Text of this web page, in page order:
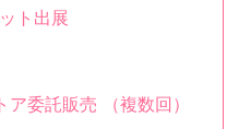
ト出展
委託販売 （複数回）